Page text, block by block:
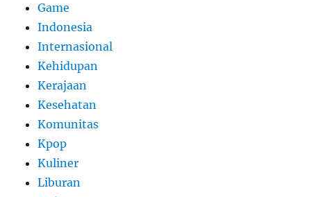
Game
Indonesia
Internasional
Kehidupan
Kerajaan
Kesehatan
Komunitas
Kpop
Kuliner
Liburan